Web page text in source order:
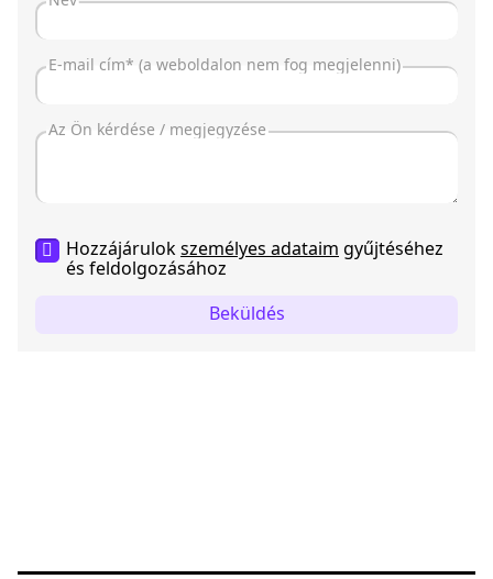
Hozzájárulokszemélyes adataim gyűjtéséhez
és feldolgozásához
Beküldés